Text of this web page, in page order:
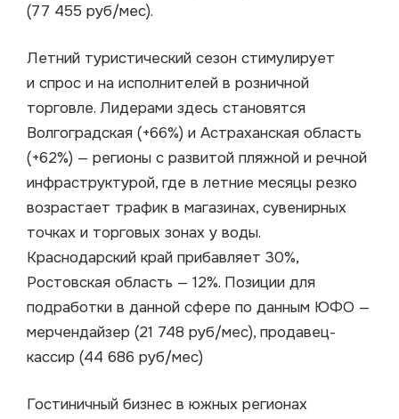
(77 455 руб/мес).
Летний туристический сезон стимулирует
и спрос и на исполнителей в розничной
торговле. Лидерами здесь становятся
Волгоградская (+66%) и Астраханская область
(+62%) — регионы с развитой пляжной и речной
инфраструктурой, где в летние месяцы резко
возрастает трафик в магазинах, сувенирных
точках и торговых зонах у воды.
Краснодарский край прибавляет 30%,
Ростовская область — 12%. Позиции для
подработки в данной сфере по данным ЮФО —
мерчендайзер (21 748 руб/мес), продавец-
кассир (44 686 руб/мес)
Гостиничный бизнес в южных регионах